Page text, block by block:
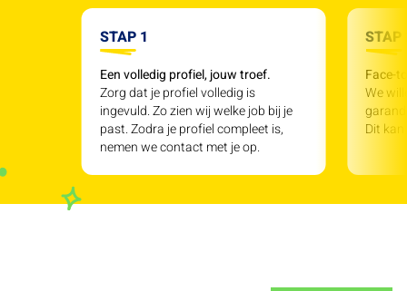
STAP 1
Een volledig profiel, jouw troef.
Zorg dat je profiel volledig is
ingevuld. Zo zien wij welke job bij je
past. Zodra je profiel compleet is,
nemen we contact met je op.
STAP
Face-
We
Dit